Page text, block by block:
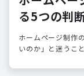
る5つの判
イド
ホームページ制作
いのか」と迷うこ
ことです。